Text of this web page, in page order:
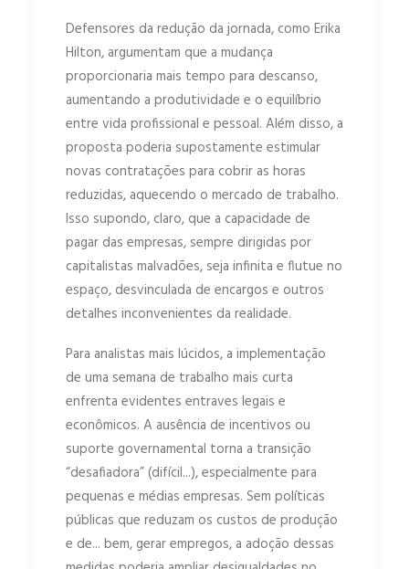
Defensores da redução da jornada, como Erika
Hilton, argumentam que a mudança
proporcionaria mais tempo para descanso,
aumentando a produtividade e o equilíbrio
entre vida profissional e pessoal. Além disso, a
proposta poderia supostamente estimular
novas contratações para cobrir as horas
reduzidas, aquecendo o mercado de trabalho.
Isso supondo, claro, que a capacidade de
pagar das empresas, sempre dirigidas por
capitalistas malvadões, seja infinita e flutue no
espaço, desvinculada de encargos e outros
detalhes inconvenientes da realidade.
Para analistas mais lúcidos, a implementação
de uma semana de trabalho mais curta
enfrenta evidentes entraves legais e
econômicos. A ausência de incentivos ou
suporte governamental torna a transição
“desafiadora” (difícil...), especialmente para
pequenas e médias empresas. Sem políticas
públicas que reduzam os custos de produção
e de... bem, gerar empregos, a adoção dessas